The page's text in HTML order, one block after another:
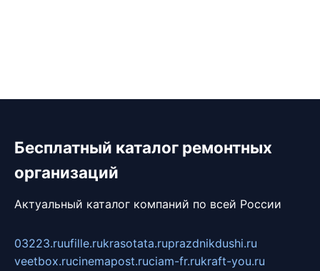
Бесплатный каталог ремонтных
организаций
Актуальный каталог компаний по всей России
03223.ruufille.rukrasotata.ruprazdnikdushi.ru
veetbox.rucinemapost.ruciam-fr.rukraft-you.ru